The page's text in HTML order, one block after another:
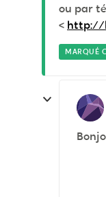
ou par
< http://
MARQUÉ